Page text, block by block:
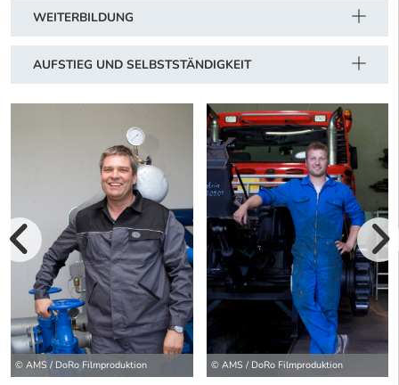
WEITERBILDUNG
AUFSTIEG UND SELBSTSTÄNDIGKEIT
© AMS / DoRo Filmproduktion © AMS / DoRo Filmproduktion